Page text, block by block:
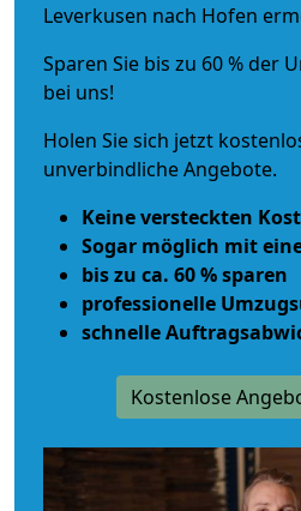
Leverkusen nach Hofen
Sparen Sie bis zu 60 % der
bei uns!
Holen Sie sich jetzt
unverbindliche Angebote.
Keine versteckten
Sogar möglich mit
bis zu ca. 60 % sparen
professionelle
schnelle
Kostenlose